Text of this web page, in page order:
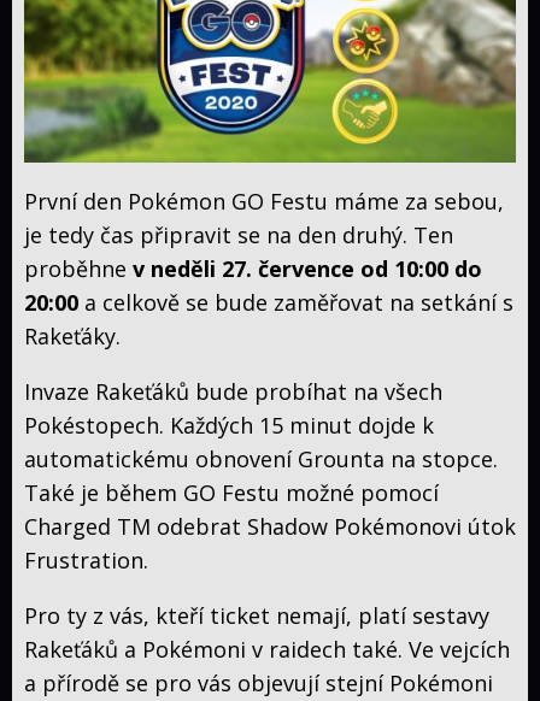
Aktuální
eventy
Raidy
Shiny
Checklist
Manuál
7.
generace
Anime
Titulky
Advanced
Gen.
Diamond
&
Black
&
White
XY
Sun
and
Journeys
Speciály
První den Pokémon GO Festu máme za sebou,
je tedy čas připravit se na den druhý. Ten
proběhne v neděli 27. července od 10:00 do
20:00 a celkově se bude zaměřovat na setkání s
Rakeťáky.
Invaze Rakeťáků bude probíhat na všech
Pokéstopech. Každých 15 minut dojde k
automatickému obnovení Grounta na stopce.
Také je během GO Festu možné pomocí
Charged TM odebrat Shadow Pokémonovi útok
Frustration.
Pro ty z vás, kteří ticket nemají, platí sestavy
Rakeťáků a Pokémoni v raidech také. Ve vejcích
a přírodě se pro vás objevují stejní Pokémoni